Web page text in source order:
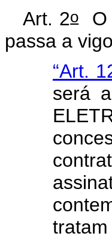
Art. 2oO
passa a
“Art.
será